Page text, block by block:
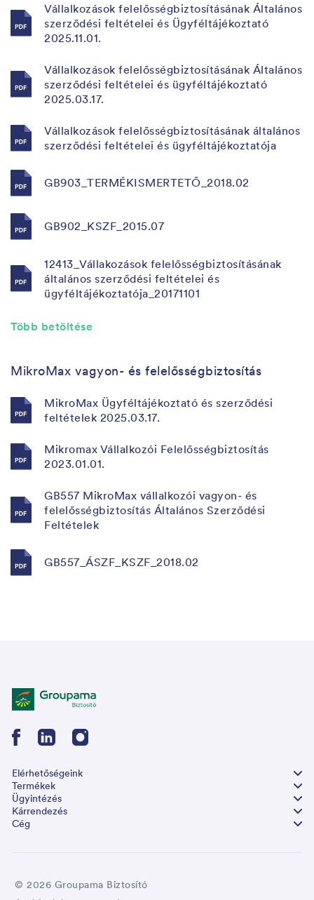
Vállalkozások felelősségbiztosításának Általános
szerződési feltételei és Ügyféltájékoztató
2025.11.01.
Vállalkozások felelősségbiztosításának Általános
szerződési feltételei és ügyféltájékoztató
2025.03.17.
Vállalkozások felelősségbiztosításának általános
szerződési feltételei és ügyféltájékoztatója
GB903_TERMÉKISMERTETŐ_2018.02
GB902_KSZF_2015.07
12413_Vállakozások felelősségbiztosításának
általános szerződési feltételei és
ügyféltájékoztatója_20171101
Több betöltése
MikroMax vagyon- és felelősségbiztosítás
MikroMax Ügyféltájékoztató és szerződési
feltételek 2025.03.17.
Mikromax Vállalkozói Felelősségbiztosítás
2023.01.01.
GB557 MikroMax vállalkozói vagyon- és
felelősségbiztosítás Általános Szerződési
Feltételek
GB557_ÁSZF_KSZF_2018.02
Elérhetőségeink
Termékek
Ügyintézés
Kárrendezés
Cég
© 2026 Groupama Biztosító